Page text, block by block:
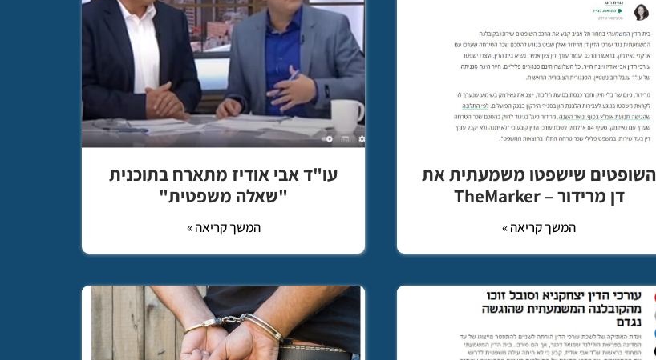
השופטים שישפטו משמעתית את
דן מרידור – TheMarker
המשך קריאה »
עו"ד אבי אודיז מתארח בתוכנית
"שאלה משפטית"
המשך קריאה »